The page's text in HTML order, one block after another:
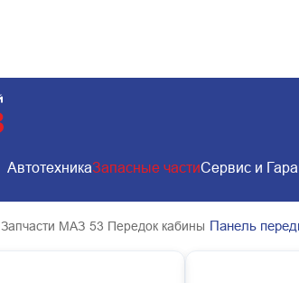
АвтотехникаЗапасные частиСервис и
Запчасти МАЗ 53 Передок кабины Панель